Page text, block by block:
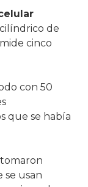
de
cinco
con 50
que se había
tomaron
se usan